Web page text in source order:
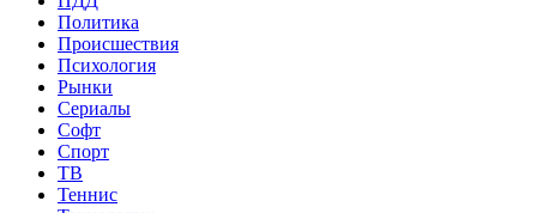
Политика
Происшествия
Психология
Рынки
Сериалы
Софт
Спорт
ТВ
Теннис